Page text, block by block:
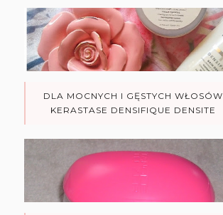
DLA MOCNYCH I GĘSTYCH WŁOSÓW
KERASTASE DENSIFIQUE DENSITE